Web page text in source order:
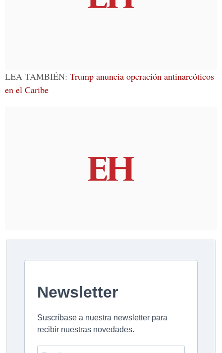
LEA TAMBIÉN: Trump anuncia operación antinarcóticos
en el Caribe